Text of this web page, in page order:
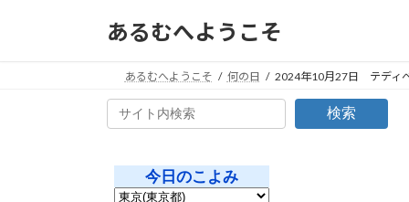
あるむへようこそ
あるむへようこそ 何の日 2024年10月27日 テディ
検索